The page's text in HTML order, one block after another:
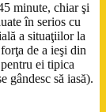
minute, chiar şi
în serios cu
a situaţiilor la
de a ieşi din
ei tipica
gândesc să iasă).